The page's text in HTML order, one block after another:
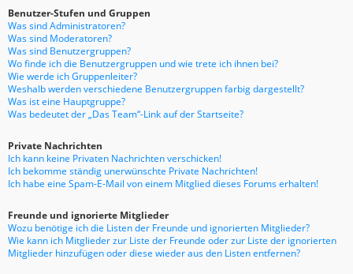
Benutzer-Stufen und Gruppen
Was sind Administratoren?
Was sind Moderatoren?
Was sind Benutzergruppen?
Wo finde ich die Benutzergruppen und wie trete ich ihnen bei?
Wie werde ich Gruppenleiter?
Weshalb werden verschiedene Benutzergruppen farbig dargestellt?
Was ist eine Hauptgruppe?
Was bedeutet der „Das Team“-Link auf der Startseite?
Private Nachrichten
Ich kann keine Privaten Nachrichten verschicken!
Ich bekomme ständig unerwünschte Private Nachrichten!
Ich habe eine Spam-E-Mail von einem Mitglied dieses Forums erhalten!
Freunde und ignorierte Mitglieder
Wozu benötige ich die Listen der Freunde und ignorierten Mitglieder?
Wie kann ich Mitglieder zur Liste der Freunde oder zur Liste der ignorierten
Mitglieder hinzufügen oder diese wieder aus den Listen entfernen?